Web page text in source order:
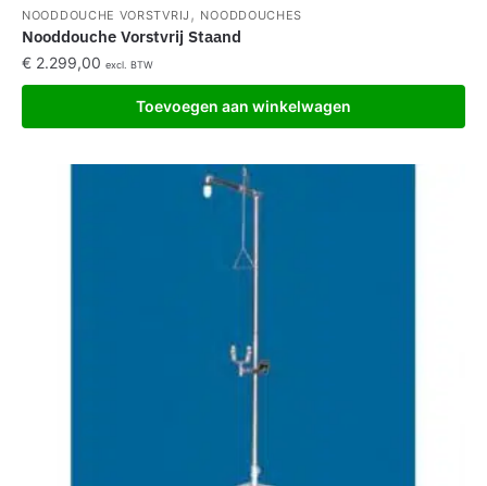
NOODDOUCHE VORSTVRIJ , NOODDOUCHES
Nooddouche Vorstvrij Staand
€ 2.299,00 excl. BTW
Toevoegen aan winkelwagen